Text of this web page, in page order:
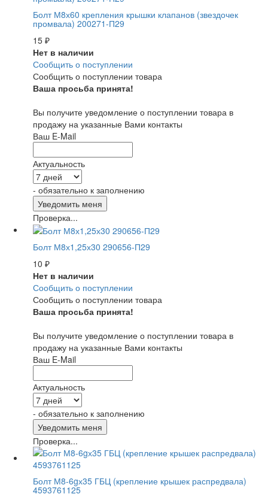
Болт М8х60 крепления крышки клапанов (звездочек
промвала) 200271-П29
15 ₽
Нет в наличии
Сообщить о поступлении
Сообщить о поступлении товара
Ваша просьба принята!
Вы получите уведомление о поступлении товара в
продажу на указанные Вами контакты
Ваш E-Mail
Актуальность
- обязательно к заполнению
Проверка...
Болт М8х1,25х30 290656-П29
10 ₽
Нет в наличии
Сообщить о поступлении
Сообщить о поступлении товара
Ваша просьба принята!
Вы получите уведомление о поступлении товара в
продажу на указанные Вами контакты
Ваш E-Mail
Актуальность
- обязательно к заполнению
Проверка...
Болт М8-6gх35 ГБЦ (крепление крышек распредвала)
4593761125